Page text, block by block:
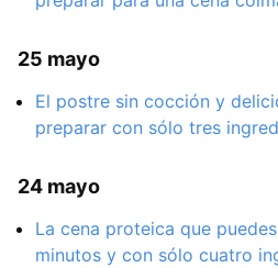
25 mayo
El postre sin cocción y
preparar con sólo tres
24 mayo
La cena proteica que
minutos y con sólo cuatro